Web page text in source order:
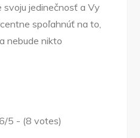
svoju jedinečnosť a Vy
spoľahnúť na to,
nebude nikto
5 - (8 votes)